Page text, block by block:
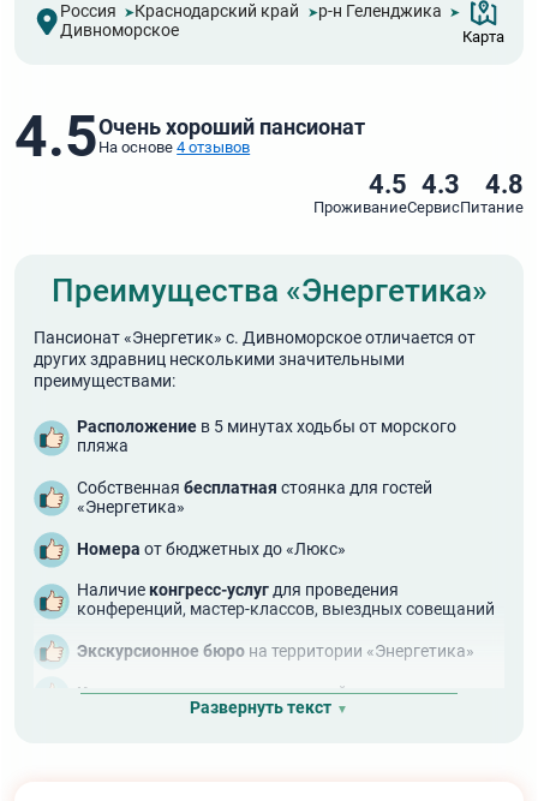
Россия Краснодарский край
р-н Геленджика
Дивноморское
Карта
4.5Очень хороший пансионат
На основе4 отзывов
4.5
Проживание
4.3
Сервис
4.8
Питание
Преимущества «Энергетика»
Пансионат «Энергетик» с. Дивноморское отличается от
других здравниц несколькими значительными
преимуществами:
Расположение в 5 минутах ходьбы от морского
пляжа
Собственнаябесплатная стоянка для гостей
«Энергетика»
Номера от бюджетных до «Люкс»
Наличиеконгресс-услугдля проведения
конференций, мастер-классов, выездных совещаний
Экскурсионное бюро на территории «Энергетика»
Комплексное питаниев столовой пансионата
Развернуть текст